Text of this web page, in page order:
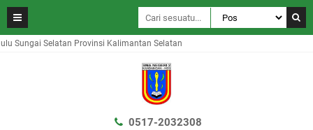
Sungai Selatan Provinsi Kalimantan Selatan
0517-2032308